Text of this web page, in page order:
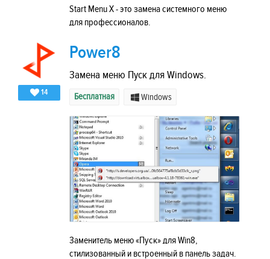
Start Menu X - это замена системного меню
для профессионалов.
14
Power8
Замена меню Пуск для Windows.
Бесплатная Windows
Заменитель меню «Пуск» для Win8,
стилизованный и встроенный в панель задач.